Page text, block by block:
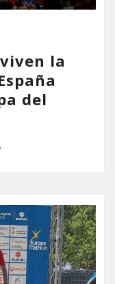
la
del